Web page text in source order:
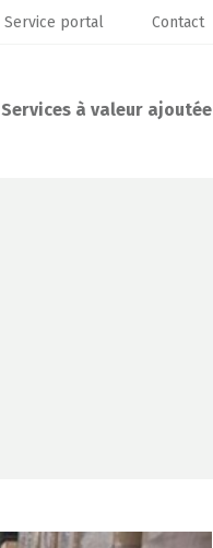
Services à valeur ajoutée
Service portal Contact